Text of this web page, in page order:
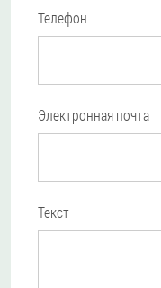
Телефон
Электронная почта
Текст